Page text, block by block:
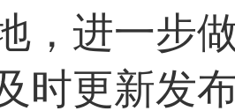
，进一步
时更新发